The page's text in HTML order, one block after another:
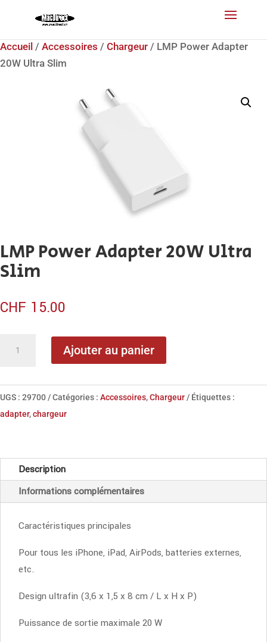
Accueil / Accessoires / Chargeur / LMP Power Adapter
20W Ultra Slim
LMP Power Adapter 20W Ultra
Slim
CHF 15.00
Power
Adapter
Slim
Ajouter au panier
UGS : 29700 Catégories : Accessoires,Chargeur
Étiquettes :
adapter,chargeur
Description
Informations complémentaires
Caractéristiques principales
Pour tous les iPhone, iPad, AirPods, batteries externes,
etc.
Design ultrafin (3,6 x 1,5 x 8 cm / L x H x P)
Puissance de sortie maximale 20 W